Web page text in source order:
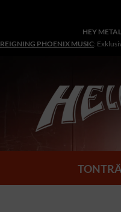
HEY
REIGNING PHOENIX MUSIC: